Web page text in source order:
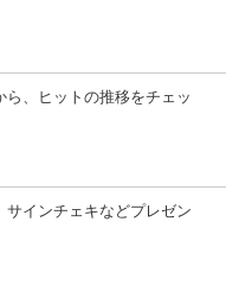
、ヒットの推移をチェッ
インチェキなどプレゼン